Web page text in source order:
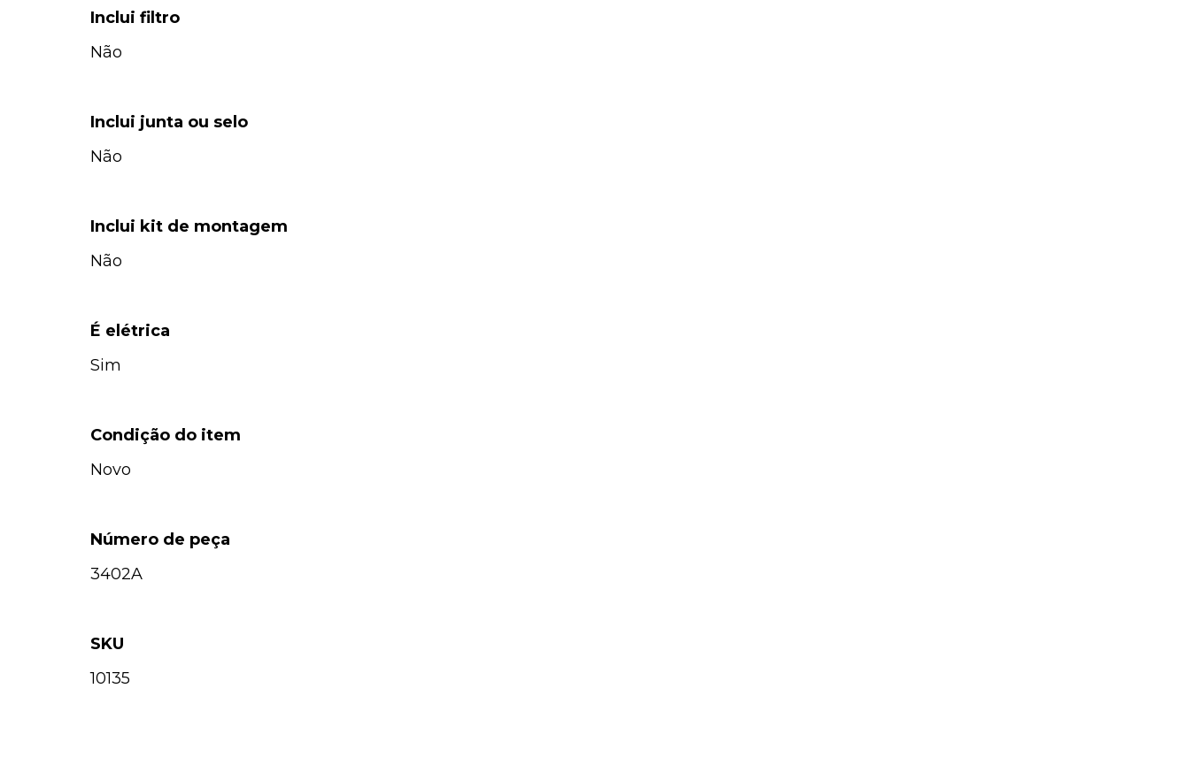
Inclui filtro
Não
Inclui junta ou selo
Não
Inclui kit de montagem
Não
É elétrica
Sim
Condição do item
Novo
Número de peça
3402A
SKU
10135